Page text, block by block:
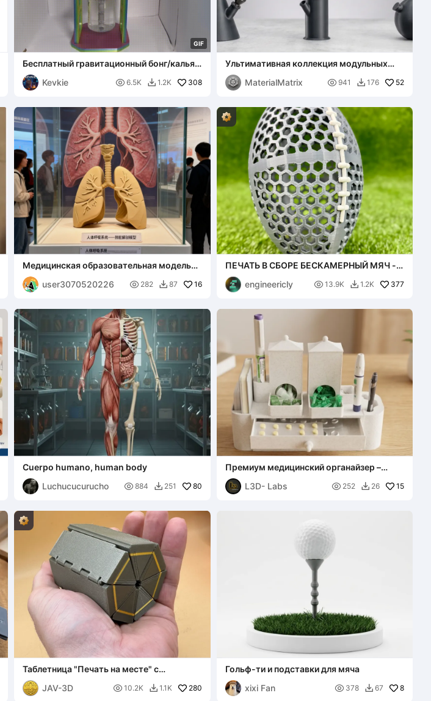
GIF
Бесплатный гравитационный бонг/кальян
– версия с банкой Мейсона
Kevkie
 6.5K  1.2K 308
Ультимативная коллекция модульных
бонгов от Material Matrix
MaterialMatrix
 941  176 52
Медицинская образовательная модель
легких
user3070520226
 282  87 16
ПЕЧАТЬ В СБОРЕ БЕСКАМЕРНЫЙ МЯЧ -
АМЕРИКАНСКИЙ ФУТБОЛ
engineericly
 13.9K  1.2K 377
Cuerpo humano, human body
Luchucucurucho
 884  251 80
Премиум медицинский органайзер –
Контроль диабета
L3D- Labs
 252  26 15
Таблетница "Печать на месте" с
дизайном роль-контейнера
JAV-3D
 10.2K  1.1K 280
Гольф-ти и подставки для мяча
xixi Fan
 378  67 8